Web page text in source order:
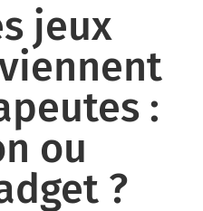
jeux
:
ou
?